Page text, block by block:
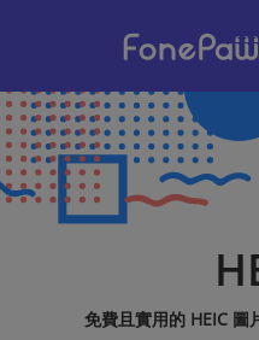
免費且實用的 HEIC 圖